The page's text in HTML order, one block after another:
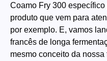
Coamo Fry 300
produto que vem para
por exemplo. E, vamos
francês de longa
mesmo conceito da